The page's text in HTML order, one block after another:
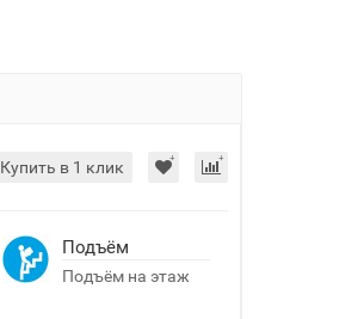
Купить в 1 клик
Подъём
Подъём на этаж